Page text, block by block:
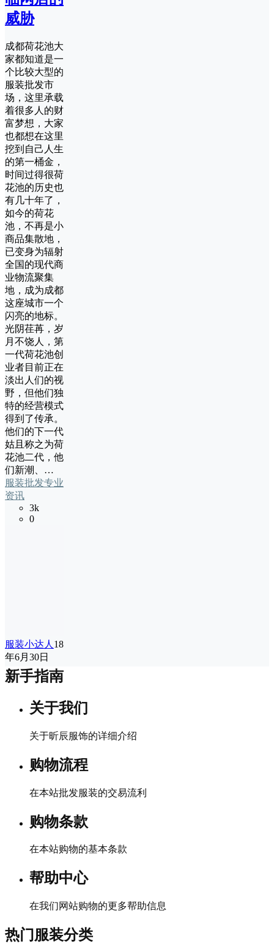
威胁
成都荷花池大
家都知道是一
个比较大型的
服装批发市
场，这里承载
着很多人的财
富梦想，大家
也都想在这里
挖到自己人生
的第一桶金，
时间过得很荷
花池的历史也
有几十年了，
如今的荷花
池，不再是小
商品集散地，
已变身为辐射
全国的现代商
业物流聚集
地，成为成都
这座城市一个
闪亮的地标。
光阴荏苒，岁
月不饶人，第
一代荷花池创
业者目前正在
淡出人们的视
野，但他们独
特的经营模式
得到了传承。
他们的下一代
姑且称之为荷
花池二代，他
们新潮、…
服装批发专业
资讯
3k
0
服装小达人 18
年6月30日
新手指南
关于我们
关于昕辰服饰的详细介绍
购物流程
在本站批发服装的交易流利
购物条款
在本站购物的基本条款
帮助中心
在我们网站购物的更多帮助信息
热门服装分类